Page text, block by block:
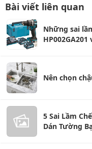
Bài viết liên quan
Những sai
Nên chọn
5 Sai Lầm
Dán Tường